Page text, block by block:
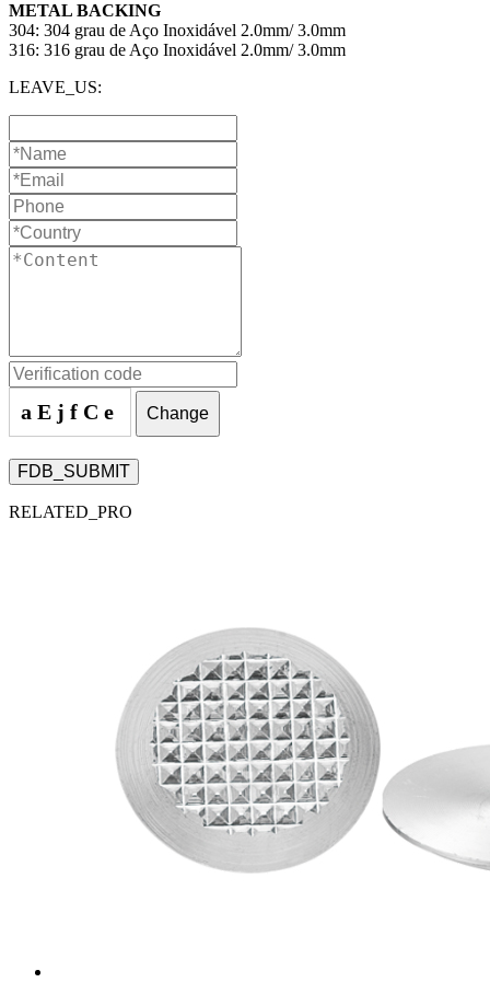
METAL BACKING
304: 304 grau de Aço Inoxidável 2.0mm/ 3.0mm
316: 316 grau de Aço Inoxidável 2.0mm/ 3.0mm
LEAVE_US:
aEjfCe Change
FDB_SUBMIT
RELATED_PRO